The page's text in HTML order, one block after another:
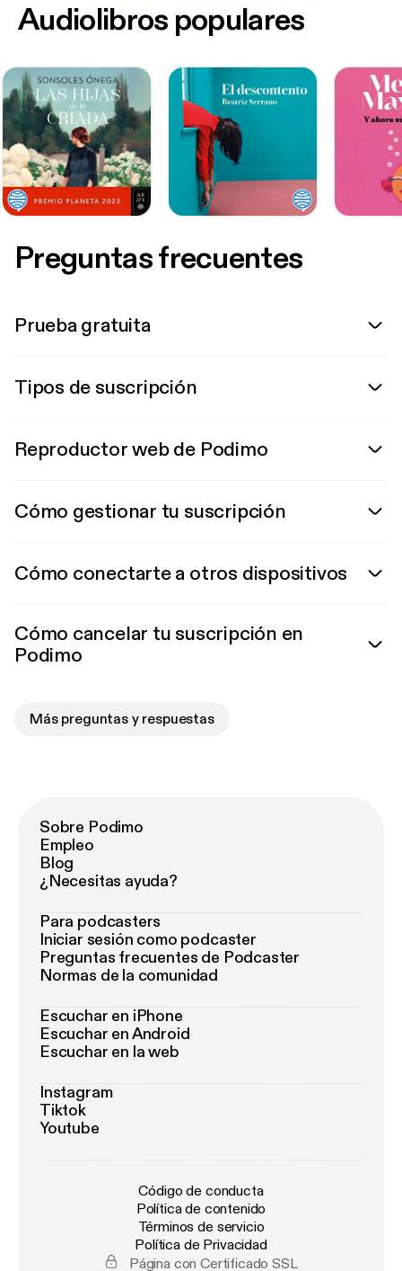
Audiolibros populares
Preguntas frecuentes
Prueba gratuita
Tipos de suscripción
Reproductor web de Podimo
Cómo gestionar tu suscripción
Cómo conectarte a otros dispositivos
Cómo cancelar tu suscripción en
Podimo
Más preguntas y respuestas
Sobre Podimo
Empleo
Blog
¿Necesitas ayuda?
Para podcasters
Iniciar sesión como podcaster
Preguntas frecuentes de Podcaster
Normas de la comunidad
Escuchar en iPhone
Escuchar en Android
Escuchar en la web
Instagram
Tiktok
Youtube
Código de conducta
Política de contenido
Términos de servicio
Política de Privacidad
Página con Certificado SSL